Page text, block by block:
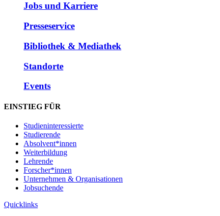
Jobs und Karriere
Presseservice
Bibliothek & Mediathek
Standorte
Events
EINSTIEG FÜR
Studieninteressierte
Studierende
Absolvent*innen
Weiterbildung
Lehrende
Forscher*innen
Unternehmen & Organisationen
Jobsuchende
Quicklinks